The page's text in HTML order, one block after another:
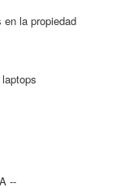
la propiedad
--